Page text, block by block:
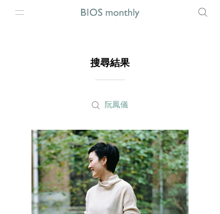
搜尋結果
阮鳳儀